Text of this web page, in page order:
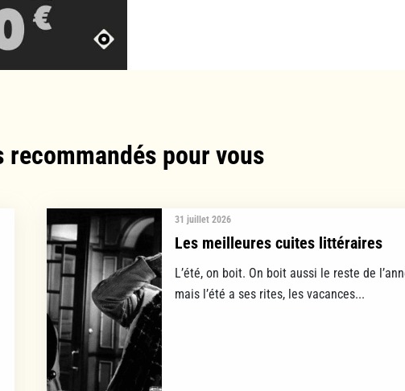
pour vous​
31 juillet 2026
Les meilleures cuites littéraires
L’été, on boit. On boit aussi le reste de
mais l’été a ses rites, les vacances...